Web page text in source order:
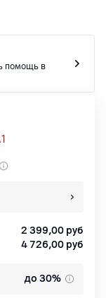
помощь в
2 399,00 руб
4 726,00 руб
до 30%